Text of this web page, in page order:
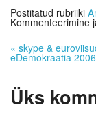
Postitatud rubriiki
Kommenteerimine
« skype &
eDemokraatia
Üks